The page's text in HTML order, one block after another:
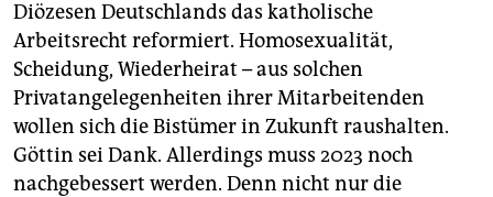
Diözesen Deutschlands das katholische
Arbeitsrecht reformiert. Homosexualität,
Scheidung, Wiederheirat – aus solchen
Privatangelegenheiten ihrer Mitarbeitenden
wollen sich die Bistümer in Zukunft raushalten.
Göttin sei Dank. Allerdings muss 2023 noch
nachgebessert werden. Denn nicht nur die